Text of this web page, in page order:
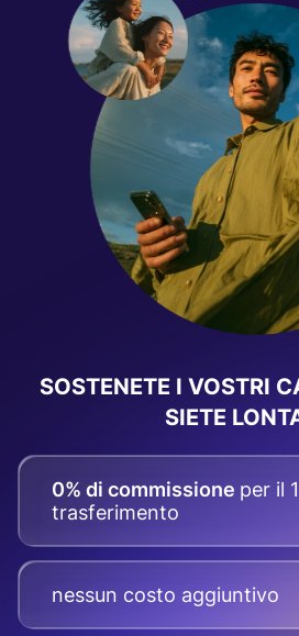
SOSTENETE I VOSTRI
SIETE
0% di commissione per il
trasferimento
nessun costo aggiuntivo